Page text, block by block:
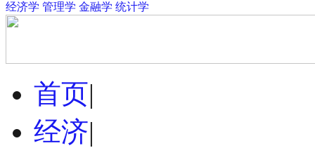
经济学 管理学 金融学 统计学
首页|
经济|